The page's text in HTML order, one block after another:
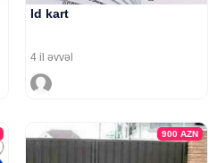
Id kart
4 il əvvəl
900 AZN